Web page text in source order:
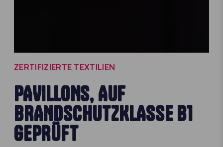
ZERTIFIZIERTE TEXTILIEN
PAVILLONS, AUF
BRANDSCHUTZKLASSE B1
GEPRÜFT